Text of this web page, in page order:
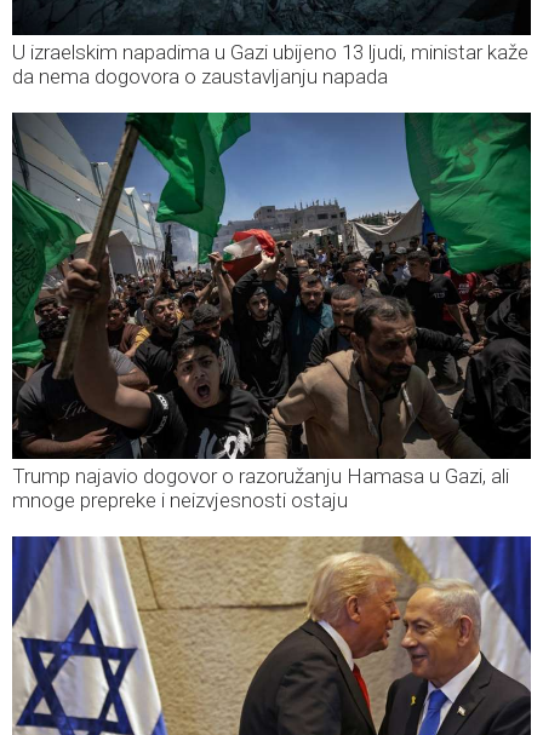
U izraelskim napadima u Gazi ubijeno 13 ljudi, ministar kaže
da nema dogovora o zaustavljanju napada
Trump najavio dogovor o razoružanju Hamasa u Gazi, ali
mnoge prepreke i neizvjesnosti ostaju